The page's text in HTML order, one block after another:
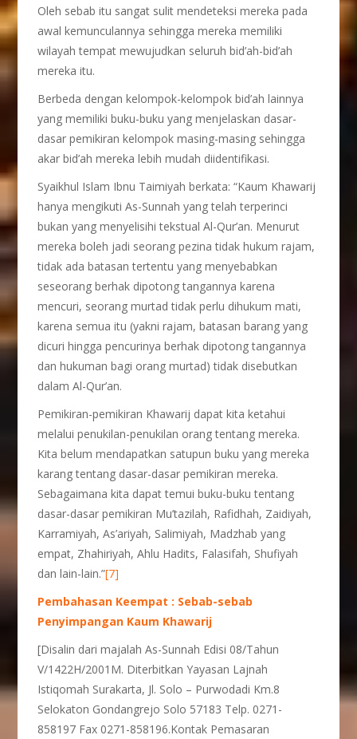
Oleh sebab itu sangat sulit mendeteksi mereka pada
awal kemunculannya sehingga mereka memiliki
wilayah tempat mewujudkan seluruh bid’ah-bid’ah
mereka itu.
Berbeda dengan kelompok-kelompok bid’ah lainnya
yang memiliki buku-buku yang menjelaskan dasar-
dasar pemikiran kelompok masing-masing sehingga
akar bid’ah mereka lebih mudah diidentifikasi.
Syaikhul Islam Ibnu Taimiyah berkata: “Kaum Khawarij
hanya mengikuti As-Sunnah yang telah terperinci
bukan yang menyelisihi tekstual Al-Qur’an. Menurut
mereka boleh jadi seorang pezina tidak hukum rajam,
tidak ada batasan tertentu yang menyebabkan
seseorang berhak dipotong tangannya karena
mencuri, seorang murtad tidak perlu dihukum mati,
karena semua itu (yakni rajam, batasan barang yang
dicuri hingga pencurinya berhak dipotong tangannya
dan hukuman bagi orang murtad) tidak disebutkan
dalam Al-Qur’an.
Pemikiran-pemikiran Khawarij dapat kita ketahui
melalui penukilan-penukilan orang tentang mereka.
Kita belum mendapatkan satupun buku yang mereka
karang tentang dasar-dasar pemikiran mereka.
Sebagaimana kita dapat temui buku-buku tentang
dasar-dasar pemikiran Mu’tazilah, Rafidhah, Zaidiyah,
Karramiyah, As’ariyah, Salimiyah, Madzhab yang
empat, Zhahiriyah, Ahlu Hadits, Falasifah, Shufiyah
dan lain-lain.”[7]
Pembahasan Keempat : Sebab-sebab
Penyimpangan Kaum Khawarij
[Disalin dari majalah As-Sunnah Edisi 08/Tahun
V/1422H/2001M. Diterbitkan Yayasan Lajnah
Istiqomah Surakarta, Jl. Solo – Purwodadi Km.8
Selokaton Gondangrejo Solo 57183 Telp. 0271-
858197 Fax 0271-858196.Kontak Pemasaran